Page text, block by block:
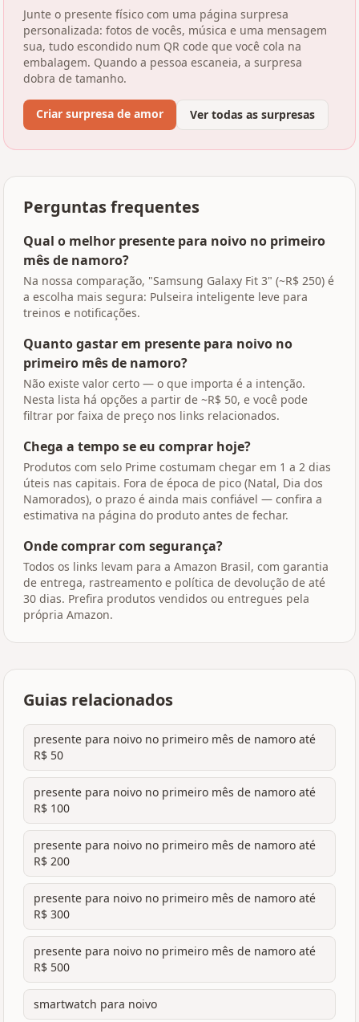
Junte o presente físico com uma página surpresa
personalizada: fotos de vocês, música e uma mensagem
sua, tudo escondido num QR code que você cola na
embalagem. Quando a pessoa escaneia, a surpresa
dobra de tamanho.
Criar surpresa de amor Ver todas as surpresas
Perguntas frequentes
Qual o melhor presente para noivo no primeiro
mês de namoro?
Na nossa comparação, "Samsung Galaxy Fit 3" (~R$ 250) é
a escolha mais segura: Pulseira inteligente leve para
treinos e notificações.
Quanto gastar em presente para noivo no
primeiro mês de namoro?
Não existe valor certo — o que importa é a intenção.
Nesta lista há opções a partir de ~R$ 50, e você pode
filtrar por faixa de preço nos links relacionados.
Chega a tempo se eu comprar hoje?
Produtos com selo Prime costumam chegar em 1 a 2 dias
úteis nas capitais. Fora de época de pico (Natal, Dia dos
Namorados), o prazo é ainda mais confiável — confira a
estimativa na página do produto antes de fechar.
Onde comprar com segurança?
Todos os links levam para a Amazon Brasil, com garantia
de entrega, rastreamento e política de devolução de até
30 dias. Prefira produtos vendidos ou entregues pela
própria Amazon.
Guias relacionados
presente para noivo no primeiro mês de namoro até
R$ 50
presente para noivo no primeiro mês de namoro até
R$ 100
presente para noivo no primeiro mês de namoro até
R$ 200
presente para noivo no primeiro mês de namoro até
R$ 300
presente para noivo no primeiro mês de namoro até
R$ 500
smartwatch para noivo